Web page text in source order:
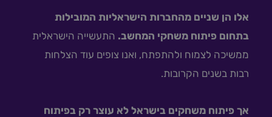
אלו הן שניים מהחברות הישראליות המובילות
בתחום פיתוח משחקי המחשב. התעשייה הישראלית
ממשיכה לצמוח ולהתפתח, ואנו צופים עוד הצלחות
רבות בשנים הקרובות.
אך פיתוח משחקים בישראל לא עוצר רק בפיתוח